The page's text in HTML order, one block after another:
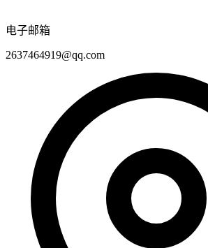
电子邮箱
2637464919@qq.com